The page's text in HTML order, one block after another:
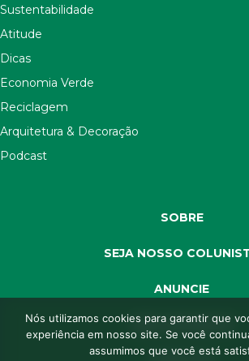
Sustentabilidade
Atitude
Dicas
Economia Verde
Reciclagem
Arquitetura & Decoração
Podcast
SOBRE
SEJA NOSSO
ANUNCIE
SEJA APOIADOR
Nós utilizamos cookies para garantir que
experiência em nosso site. Se você
assumimos que você está